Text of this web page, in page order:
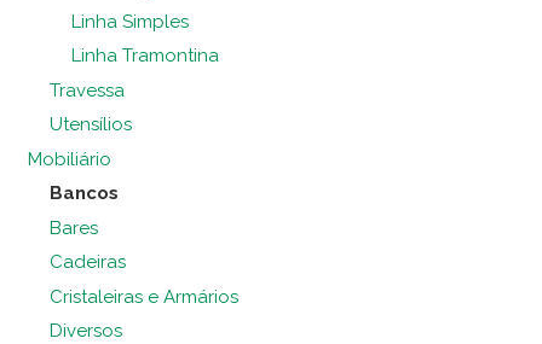
Linha Simples
Linha Tramontina
Travessa
Utensílios
Mobiliário
Bancos
Bares
Cadeiras
Cristaleiras e Armários
Diversos